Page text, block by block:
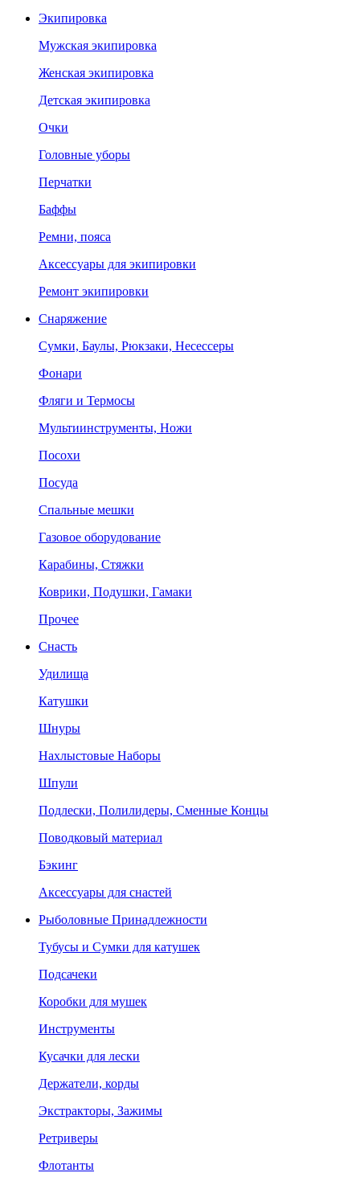
Экипировка
Мужская экипировка
Женская экипировка
Детская экипировка
Очки
Головные уборы
Перчатки
Баффы
Ремни, пояса
Аксессуары для экипировки
Ремонт экипировки
Снаряжение
Сумки, Баулы, Рюкзаки, Несессеры
Фонари
Фляги и Термосы
Мультиинструменты, Ножи
Посохи
Посуда
Спальные мешки
Газовое оборудование
Карабины, Стяжки
Коврики, Подушки, Гамаки
Прочее
Снасть
Удилища
Катушки
Шнуры
Нахлыстовые Наборы
Шпули
Подлески, Полилидеры, Сменные Концы
Поводковый материал
Бэкинг
Аксессуары для снастей
Рыболовные Принадлежности
Тубусы и Сумки для катушек
Подсачеки
Коробки для мушек
Инструменты
Кусачки для лески
Держатели, корды
Экстракторы, Зажимы
Ретриверы
Флотанты